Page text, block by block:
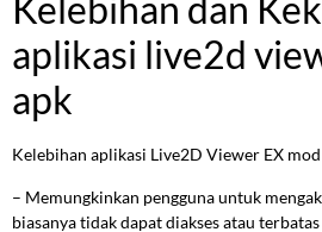
Kelebihan dan
aplikasi live2d
apk
Kelebihan aplikasi Live2D Viewer EX
– Memungkinkan pengguna untuk
biasanya tidak dapat diakses atau